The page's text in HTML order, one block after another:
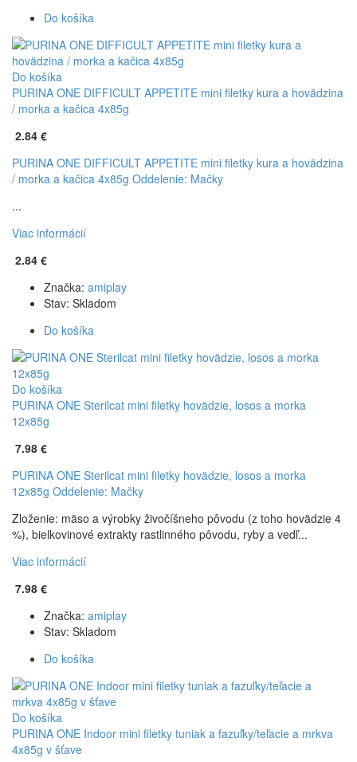
Do košíka
Do košíka
PURINA ONE DIFFICULT APPETITE mini filetky kura a hovädzina
/ morka a kačica 4x85g
2.84 €
PURINA ONE DIFFICULT APPETITE mini filetky kura a hovädzina
/ morka a kačica 4x85g Oddelenie: Mačky
...
Viac informácií
2.84 €
Značka: amiplay
Stav: Skladom
Do košíka
Do košíka
PURINA ONE Sterilcat mini filetky hovädzie, losos a morka
12x85g
7.98 €
PURINA ONE Sterilcat mini filetky hovädzie, losos a morka
12x85g Oddelenie: Mačky
Zloženie: mäso a výrobky živočíšneho pôvodu (z toho hovädzie 4
%), bielkovinové extrakty rastlinného pôvodu, ryby a vedľ...
Viac informácií
7.98 €
Značka: amiplay
Stav: Skladom
Do košíka
Do košíka
PURINA ONE Indoor mini filetky tuniak a fazuľky/teľacie a mrkva
4x85g v šťave